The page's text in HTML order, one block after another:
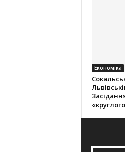
Економіка